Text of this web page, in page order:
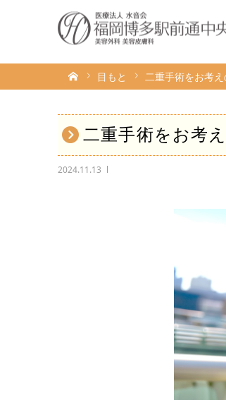
目もと 二重手術をお考
二重手術をお考
2024.11.13